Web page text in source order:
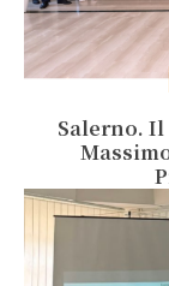
Salerno.